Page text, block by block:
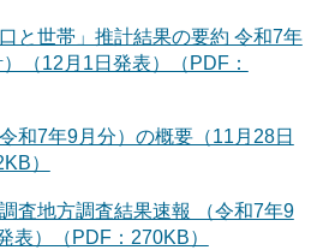
口と世帯」推計結果の要約 令和7年
（12月1日発表）（PDF：
和7年9月分）の概要（11月28日
）
査地方調査結果速報 （令和7年9
表）（PDF：270KB）